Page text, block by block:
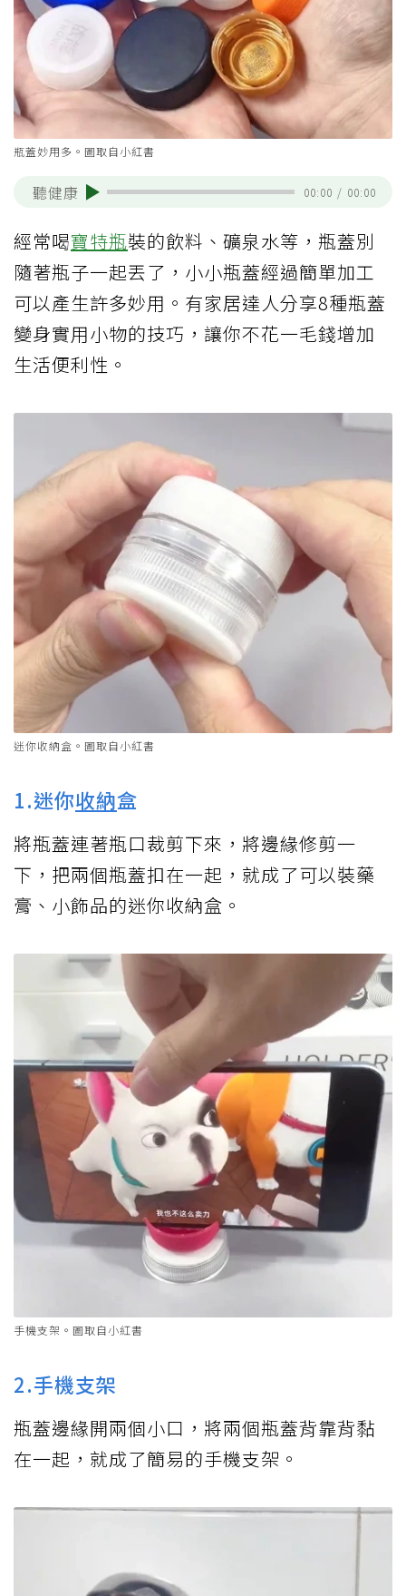
瓶蓋妙用多。圖取自小紅書
聽健康 00:00 / 00:00
經常喝寶特瓶裝的飲料、礦泉水等，瓶蓋別
隨著瓶子一起丟了，小小瓶蓋經過簡單加工
可以產生許多妙用。有家居達人分享8種瓶蓋
變身實用小物的技巧，讓你不花一毛錢增加
生活便利性。
迷你收納盒。圖取自小紅書
1.迷你收納盒
將瓶蓋連著瓶口裁剪下來，將邊緣修剪一
下，把兩個瓶蓋扣在一起，就成了可以裝藥
膏、小飾品的迷你收納盒。
手機支架。圖取自小紅書
2.手機支架
瓶蓋邊緣開兩個小口，將兩個瓶蓋背靠背黏
在一起，就成了簡易的手機支架。